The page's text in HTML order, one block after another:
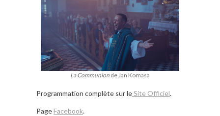
La Communion de Jan Komasa
Programmation complète sur leSite Officiel.
PageFacebook.